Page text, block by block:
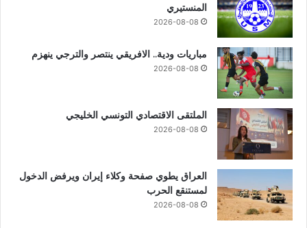
المنستيري
2026-08-08
مباريات ودية.. الافريقي ينتصر والترجي ينهزم
2026-08-08
الملتقى الاقتصادي التونسي الخليجي
2026-08-08
العراق يطوي صفحة وكلاء إيران ويرفض الدخول
لمستنقع الحرب
2026-08-08